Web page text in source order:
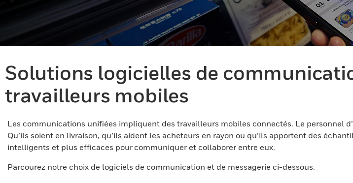
Solutions logicielles de
travailleurs mobiles
Les communications unifiées impliquent des travailleurs mobiles connectés. Le personnel
Qu’ils soient en livraison, qu’ils aident les acheteurs en rayon ou qu’ils apportent des
intelligents et plus efficaces pour communiquer et collaborer entre eux.
Parcourez notre choix de logiciels de communication et de messagerie ci-dessous.